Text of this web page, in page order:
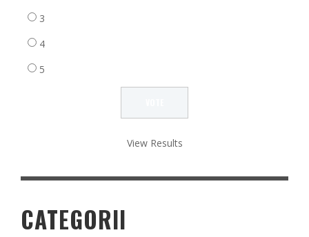
3
4
5
View Results
CATEGORII